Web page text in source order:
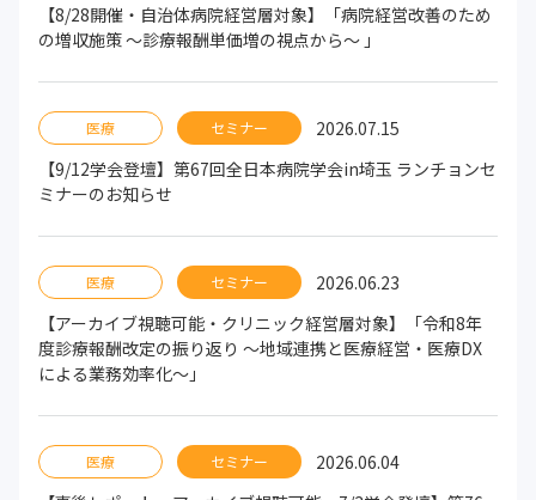
【8/28開催・自治体病院経営層対象】「病院経営改善のため
の増収施策 ～診療報酬単価増の視点から～ 」
医療 セミナー
2026.07.15
【9/12学会登壇】第67回全日本病院学会in埼玉 ランチョンセ
ミナーのお知らせ
医療 セミナー
2026.06.23
【アーカイブ視聴可能・クリニック経営層対象】「令和8年
度診療報酬改定の振り返り ～地域連携と医療経営・医療DX
による業務効率化～」
医療 セミナー
2026.06.04